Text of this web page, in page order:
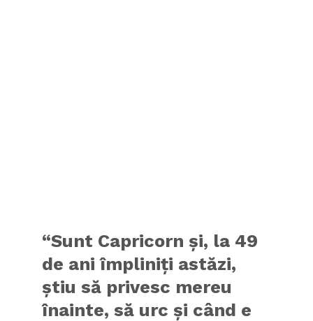
“Sunt Capricorn și, la 49
de ani împliniți astăzi,
știu să privesc mereu
înainte, să urc și când e